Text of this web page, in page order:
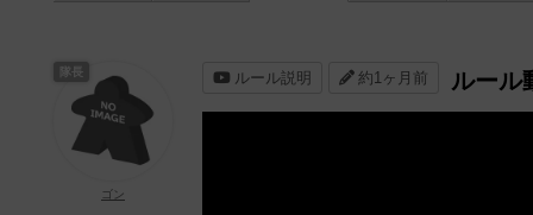
ルール説明 約1ヶ月前 ルール
隊長
ゴン